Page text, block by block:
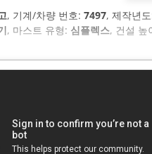
, 기계/차량 번호: 7497, 제작년
, 마스트 유형: 심플렉스, 건설 높